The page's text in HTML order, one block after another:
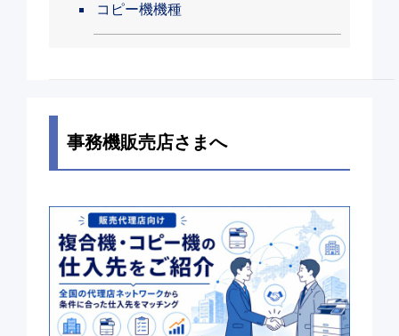
コピー機機種
事務機販売店さまへ